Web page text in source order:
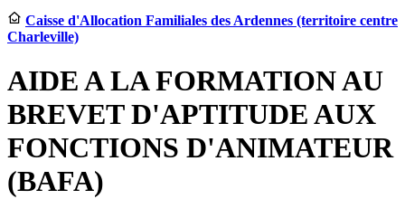
Caisse d'Allocation Familiales des Ardennes (territoire centre
Charleville)
AIDE A LA FORMATION AU
BREVET D'APTITUDE AUX
FONCTIONS D'ANIMATEUR
(BAFA)